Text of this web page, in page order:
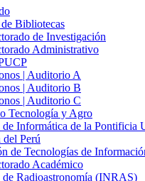
de Bibliotecas
de Investigación
Administrativo
| Auditorio A
| Auditorio B
| Auditorio C
Tecnología y Agro
Informática de la Pontificia
Perú
de Tecnologías de
Académico
de Radioastronomía (INRAS)